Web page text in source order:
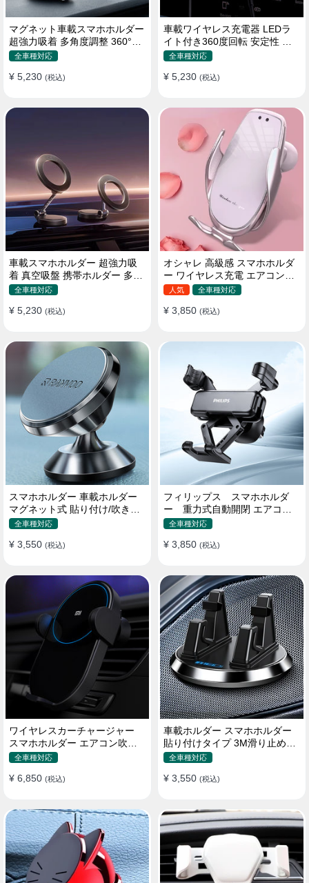
マグネット車載スマホホルダー
超強力吸着 多角度調整 360°回
転な台座 車用ホルダー 折りた
全機種対応
全車種対応
¥ 5,230 (税込)
車載ワイヤレス充電器 LEDラ
イト付き360度回転 安定性 粘
着ゲル吸盤＆エアコン吹き出し
イヤレス充電 スマホホルダー
全車種対応
¥ 5,230 (税込)
車載スマホホルダー 超強力吸
着 真空吸盤 携帯ホルダー 多角
度調整 360°回転な台座 車用ホ
カー用品 全機種対応
全車種対応
¥ 5,230 (税込)
オシャレ 高級感 スマホホルダ
ー ワイヤレス充電 エアコン吹
き出し口/ 吸盤タイプ 女性
人気 全車種対応
¥ 3,850 (税込)
スマホホルダー 車載ホルダー
マグネット式 貼り付け/吹き出
し口 合金 多機種対応
全車種対応
¥ 3,550 (税込)
フィリップス スマホホルダ
ー 重力式自動開閉 エアコン
吹き出し口用 クリップ式 車
全車種対応
¥ 3,850 (税込)
ワイヤレスカーチャージャー
スマホホルダー エアコン吹き
出し口/ 貼り付け
全車種対応
¥ 6,850 (税込)
車載ホルダー スマホホルダー
貼り付けタイプ 3M滑り止めシ
リコンパッド 全機種
全車種対応
¥ 3,550 (税込)